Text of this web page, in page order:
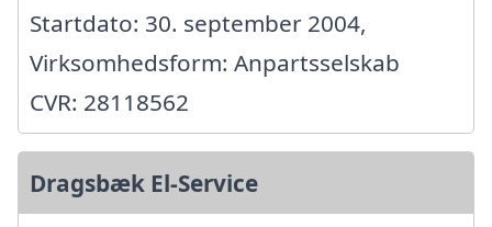
Startdato: 30. september 2004,
Virksomhedsform: Anpartsselskab
CVR: 28118562
Dragsbæk El-Service